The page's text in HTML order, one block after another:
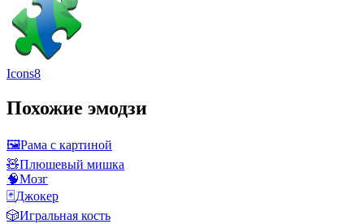
Icons8
Похожие эмодзи
🖼️Рама с картиной
🧸Плюшевый мишка
🧠Мозг
🃏Джокер
🎲Игральная кость